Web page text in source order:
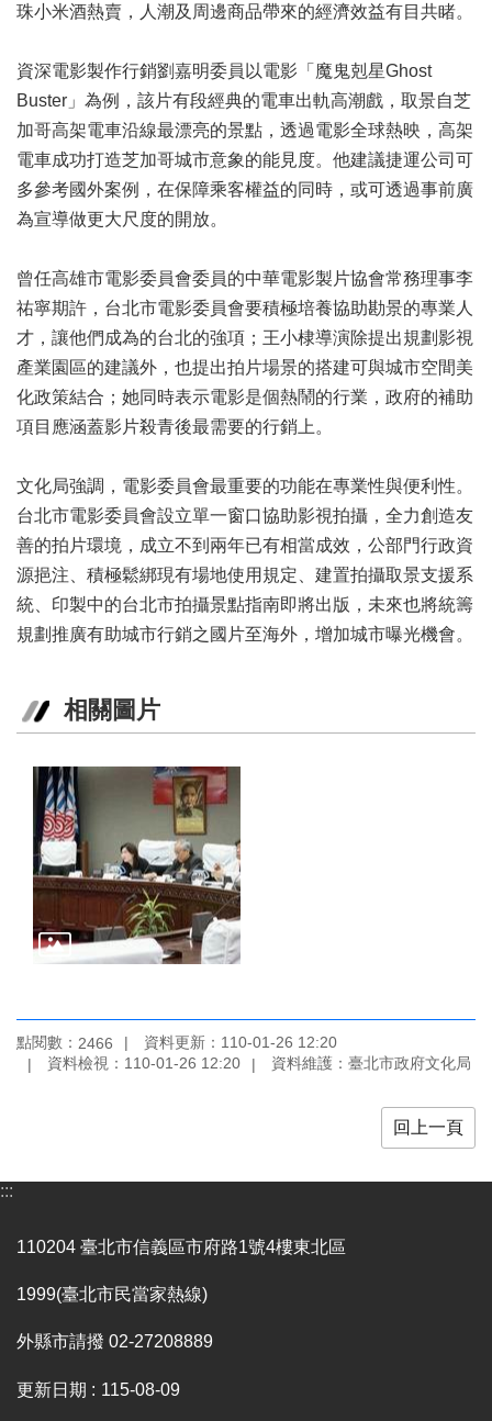
珍
文
化
資
源
助/
申
案
件
政
府
開
資
聯
絡
資
訊
影
音
首
網
站
導
雙
讀
區
珠小米酒熱賣，人潮及周邊商品帶來的經濟效益有目共睹。
資深電影製作行銷劉嘉明委員以電影「魔鬼剋星Ghost
Buster」為例，該片有段經典的電車出軌高潮戲，取景自芝
加哥高架電車沿線最漂亮的景點，透過電影全球熱映，高架
電車成功打造芝加哥城市意象的能見度。他建議捷運公司可
多參考國外案例，在保障乘客權益的同時，或可透過事前廣
為宣導做更大尺度的開放。
曾任高雄市電影委員會委員的中華電影製片協會常務理事李
祐寧期許，台北市電影委員會要積極培養協助勘景的專業人
才，讓他們成為的台北的強項；王小棣導演除提出規劃影視
產業園區的建議外，也提出拍片場景的搭建可與城市空間美
化政策結合；她同時表示電影是個熱鬧的行業，政府的補助
項目應涵蓋影片殺青後最需要的行銷上。
文化局強調，電影委員會最重要的功能在專業性與便利性。
台北市電影委員會設立單一窗口協助影視拍攝，全力創造友
善的拍片環境，成立不到兩年已有相當成效，公部門行政資
源挹注、積極鬆綁現有場地使用規定、建置拍攝取景支援系
統、印製中的台北市拍攝景點指南即將出版，未來也將統籌
規劃推廣有助城市行銷之國片至海外，增加城市曝光機會。
相關圖片
點閱數： 2466
資料更新：110-01-26 12:20
資料檢視：110-01-26 12:20
資料維護：臺北市政府文化局
回上一頁
:::
110204 臺北市信義區市府路1號4樓東北區
1999(臺北市民當家熱線)
外縣市請撥 02-27208889
更新日期 115-08-09